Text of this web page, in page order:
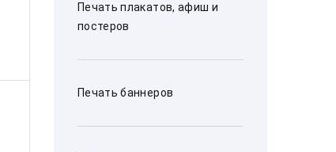
Печать плакатов, афиш и
постеров
Печать баннеров